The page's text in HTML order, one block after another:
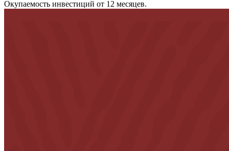
Окупаемость инвестиций от 12 месяцев.